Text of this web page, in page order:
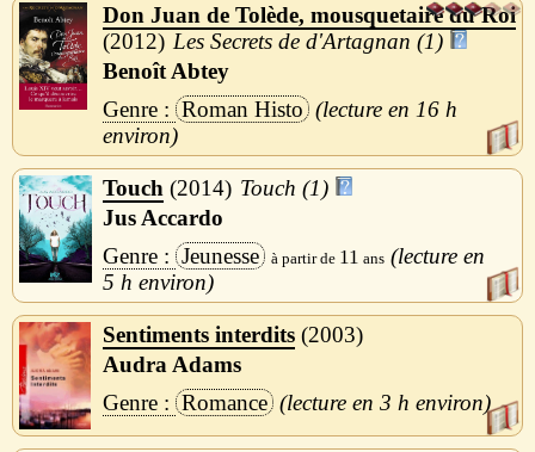
Don Juan de Tolède, mousquetaire du Roi
2012
Les Secrets de d'Artagnan (1)
Benoît Abtey
Roman Histo
16 h
Touch 2014
Touch (1)
Jus Accardo
Jeunesse
11
5 h
Sentiments interdits 2003
Audra Adams
Romance
3 h